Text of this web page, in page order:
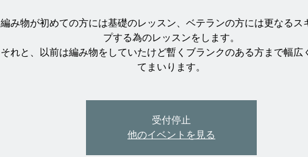
編み物が初めての方には基礎のレッスン、ベテランの方には更なるス
プする為のレッスンをします。
それと、以前は編み物をしていたけど暫くブランクのある方まで幅広
てまいります。
受付停止
他のイベントを見る